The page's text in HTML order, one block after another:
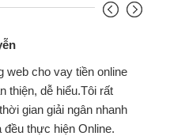
web cho vay tiền online
thiện, dễ hiểu.Tôi rất
gian giải ngân nhanh
đều thực hiện Online.